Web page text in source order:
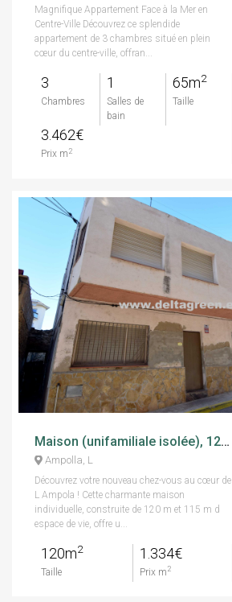
Magnifique Appartement Face à la Mer en
Centre-Ville Découvrez ce splendide
appartement de 3 chambres situé en plein
cœur du centre-ville, offran...
3
Chambres
1
Salles de
bain
65m2
Taille
3.462€
Prix m 2
Maison (unifamiliale isolée), 120.00 m², calle cadup, 7
Ampolla, L
Découvrez votre nouveau chez-vous au cœur de
L Ampola ! Cette charmante maison
individuelle, construite de 120 m et 115 m d
espace de vie, offre u...
120m2
Taille
1.334€
Prix m 2